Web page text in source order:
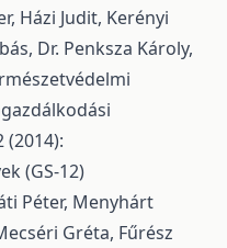
Házi Judit, Kerényi
Dr. Penksza Károly,
(2014):
(GS-12)
Péter, Menyhárt
Gréta, Fűrész